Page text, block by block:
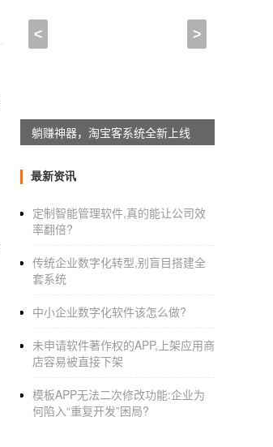
< >
躺赚神器，淘宝客系统全新上线
最新资讯
定制智能管理软件,真的能让公司效
率翻倍?
传统企业数字化转型,别盲目搭建全
套系统
中小企业数字化软件该怎么做?
未申请软件著作权的APP,上架应用商
店容易被直接下架
模板APP无法二次修改功能:企业为
何陷入“重复开发”困局?